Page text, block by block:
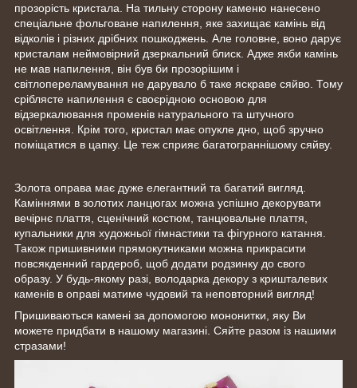
прозорість кристала. На тильну сторону каменю нанесено
спеціальне фольговане напилення, яке захищає камінь від
відколів і різних дрібних пошкоджень. Але головне, воно дарує
кристалам неймовірний дзеркальний блиск. Адже якби камінь
не мав напилення, він був би прозорішим і
світлопереламування не дарувало б таке яскраве сяйво. Тому
сріблясте напилення є своєрідною основою для
відзеркалювання променів натурального та штучного
освітлення. Крім того, кристал має опукле дно, щоб зручно
поміщатися в цапку. Це теж сприяє багатограннішому сяйву.
Золота оправа має дуже елегантний та багатий вигляд.
Каміннями в золотих ланцюгах можна успішно декорувати
вечірнє плаття, сценічний костюм, танцювальне плаття,
купальники для художньої гімнастики та фігурного катання.
Також пришивними прямокутниками можна прикрасити
повсякденний гардероб, щоб додати родзинку до свого
образу. У будь-якому разі, володарка декору з кришталевих
каменів в оправі матиме чудовий та неповторний вигляд!
Пришиваються камені за допомогою мононитки, яку Ви
можете придбати в нашому магазині. Сяйте разом із нашими
стразами!